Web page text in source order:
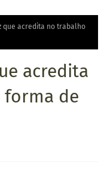
que acredita no trabalho
acredita
de